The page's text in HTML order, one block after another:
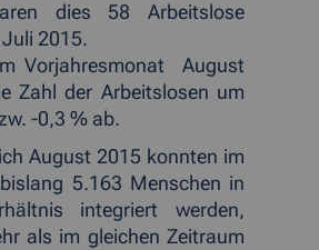
dies 58 Arbeitslose
2015.
Vorjahresmonat
August
Zahl der Arbeitslosen um
-0,3 % ab.
August 2015 konnten im
5.163 Menschen in
integriert werden,
als im gleichen Zeitraum